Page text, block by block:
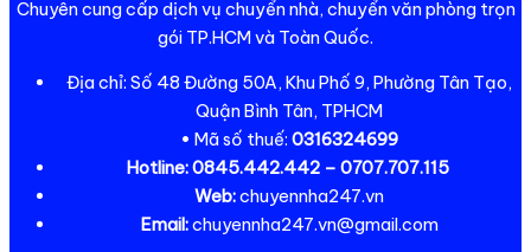
Chuyên cung cấp dịch vụ chuyển nhà, chuyển văn phòng trọn
gói TP.HCM và Toàn Quốc.
Địa chỉ: Số 48 Đường 50A, Khu Phố 9, Phường Tân Tạo,
Quận Bình Tân, TPHCM
• Mã số thuế: 0316324699
Hotline:0845.442.442 – 0707.707.115
Web:chuyennha247.vn
Email:chuyennha247.vn@gmail.com